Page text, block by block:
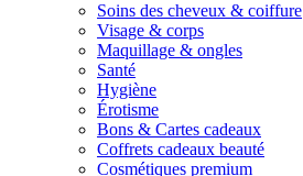
Soins des cheveux & coiffure
Visage & corps
Maquillage & ongles
Santé
Hygiène
Érotisme
Bons & Cartes cadeaux
Coffrets cadeaux beauté
Cosmétiques premium